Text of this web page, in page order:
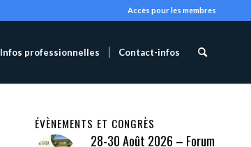
Accès pour les membres
Infos professionnelles Contact-infos
ÉVÈNEMENTS ET CONGRÈS
28-30 Août 2026 – Forum